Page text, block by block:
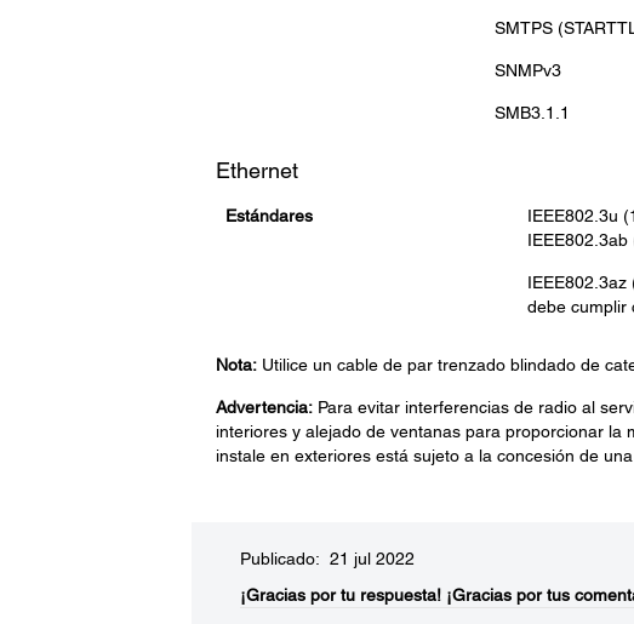
SMTPS
SNMPv3
SMB3.1.1
Ethernet
Estándares
IEEE802.3u
IEEE802.3ab
IEEE802.3az
debe cumplir
Nota:Utilice un cable de par trenzado blindado de
Advertencia:Para evitar interferencias de radio al
interiores y alejado de ventanas para proporcionar
instale en exteriores está sujeto a la concesión de una
Publicado: 21 jul 2022
¡Gracias por tu respuesta! ¡Gracias por tus